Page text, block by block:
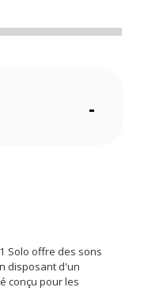
-
Solo offre des sons
disposant d'un
conçu pour les